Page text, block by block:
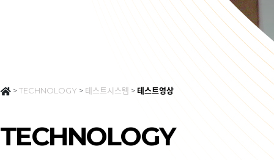
>TECHNOLOGY > 테스트시스템 > 테스트영상
TECHNOLOGY